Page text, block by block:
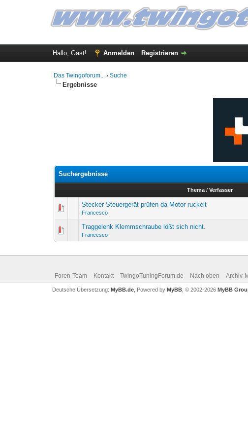
Hallo, Gast! Anmelden Registrieren
Das Twingoforum... ›Suche
Ergebnisse
Suchergebnisse
Thema /Verfasser
Stecker Steuergerät prüfen da Motor ruckelt
Francesco
Traggelenk Klemmschraube lößt sich nicht.
Francesco
Foren-Team Kontakt TwingoTuningForum.de Nach oben Archiv-
Deutsche Übersetzung: MyBB.de, Powered by MyBB, © 2002-2026 MyBB